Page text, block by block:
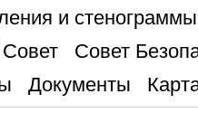
и стенограммы
Совет
Документы